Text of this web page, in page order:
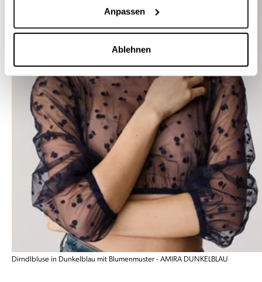
Anpassen
Ablehnen
Dirndlbluse in Dunkelblau mit Blumenmuster - AMIRA DUNKELBLAU